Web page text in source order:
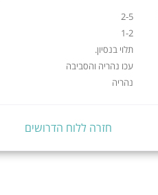
2-5
1-2
תלוי בנסיון.
עכו נהריה והסביבה
נהריה
חזרה ללוח הדרושים